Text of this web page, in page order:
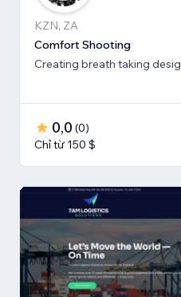
KZN, ZA
Comfort Shooting
Creating breath ​taking
0,0 (0)
Chỉ từ 150 $